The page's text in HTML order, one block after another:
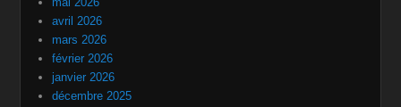
avril 2026
mars 2026
février 2026
janvier 2026
décembre 2025